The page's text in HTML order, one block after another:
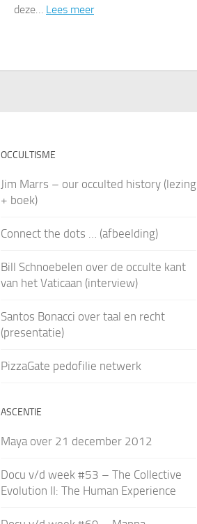
deze… Lees meer
OCCULTISME
Jim Marrs – our occulted history (lezing
+ boek)
Connect the dots … (afbeelding)
Bill Schnoebelen over de occulte kant
van het Vaticaan (interview)
Santos Bonacci over taal en recht
(presentatie)
PizzaGate pedofilie netwerk
ASCENTIE
Maya over 21 december 2012
Docu v/d week #53 – The Collective
Evolution II: The Human Experience